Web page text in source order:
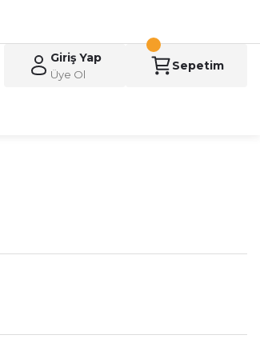
Giriş Yap
Üye Ol
Sepetim